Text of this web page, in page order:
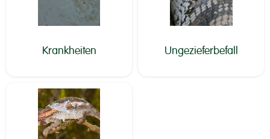
Krankheiten Ungezieferbefall